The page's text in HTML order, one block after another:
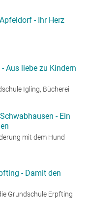
- Ihr Herz
Aus liebe zu Kindern
Igling, Bücherei
- Ein
mit dem Hund
- Damit den
Grundschule Erpfting